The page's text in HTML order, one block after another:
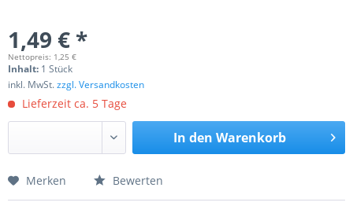
1,49 € *
Nettopreis: 1,25 €
Inhalt: 1 Stück
inkl. MwSt.zzgl. Versandkosten
Lieferzeit ca. 5 Tage
In den Warenkorb
Preis anfragen
Merken Bewerten